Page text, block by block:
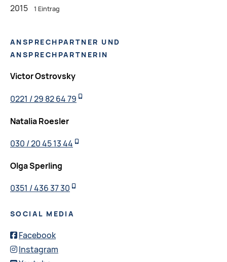
2015 1 Eintrag
ANSPRECHPARTNER UND
ANSPRECHPARTNERIN
Victor Ostrovsky
0221 / 29 82 64 79
Natalia Roesler
030 / 20 45 13 44
Olga Sperling
0351 / 436 37 30
SOCIAL MEDIA
Facebook
Instagram